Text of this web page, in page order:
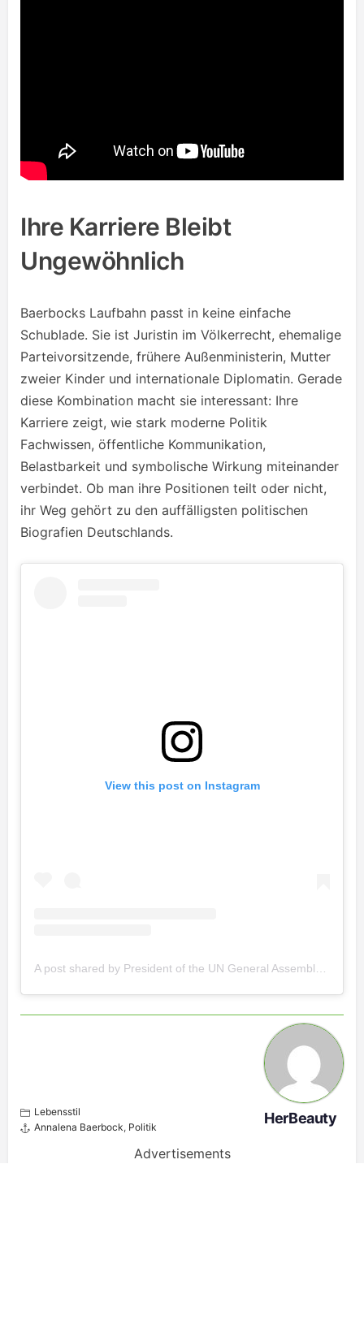
Ihre Karriere Bleibt
Ungewöhnlich
Baerbocks Laufbahn passt in keine einfache
Schublade. Sie ist Juristin im Völkerrecht, ehemalige
Parteivorsitzende, frühere Außenministerin, Mutter
zweier Kinder und internationale Diplomatin. Gerade
diese Kombination macht sie interessant: Ihre
Karriere zeigt, wie stark moderne Politik
Fachwissen, öffentliche Kommunikation,
Belastbarkeit und symbolische Wirkung miteinander
verbindet. Ob man ihre Positionen teilt oder nicht,
ihr Weg gehört zu den auffälligsten politischen
Biografien Deutschlands.
View this post on Instagram
A post shared by President of the UN General Assembly, Annalena Baerbock (@unpga)
Lebensstil
Annalena Baerbock, Politik
HerBeauty
Advertisements